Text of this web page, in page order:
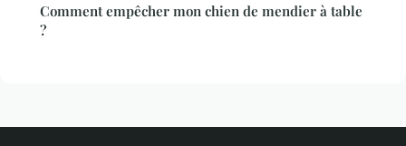
Comment empêcher mon chien de mendier à table
?